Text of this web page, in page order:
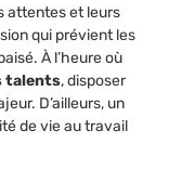
attentes et leurs
qui prévient les
À l’heure où
talents, disposer
D’ailleurs, un
de vie au travail